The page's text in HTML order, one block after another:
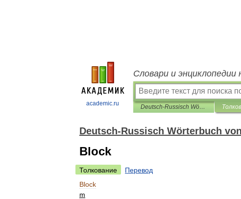
academic.ru
Словари и энциклопедии
Deutsch-Russisch Wörterbuch von Milch und Milcherzeugnissen
Deutsch-Russisch Wörterbuch
Block
Толкование
Перевод
Block
m